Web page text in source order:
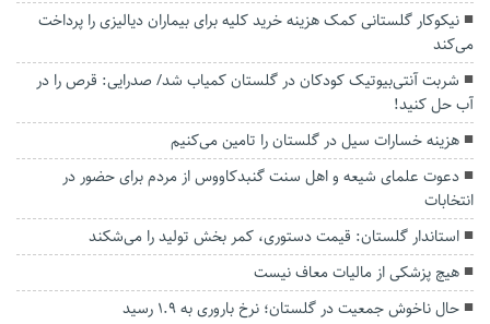
نیکوکار گلستانی کمک هزینه خرید کلیه برای بیماران دیالیزی را پرداخت
می‌کند
شربت آنتی‌بیوتیک کودکان در گلستان کمیاب شد/ صدرایی: قرص را در
آب حل کنید!
هزینه خسارات سیل در گلستان را تامین می‌کنیم
دعوت علمای شیعه و اهل سنت گنبدکاووس از مردم برای حضور در
انتخابات
استاندار گلستان: قیمت‌ دستوری، کمر بخش تولید را می‌شکند
هیچ پزشکی از مالیات معاف نیست
حال ناخوش جمعیت در گلستان؛ نرخ باروری به ۱.۹ رسید